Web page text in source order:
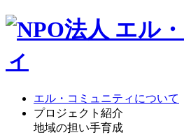
エル・コミュニティについて
プロジェクト紹介
地域の担い手育成